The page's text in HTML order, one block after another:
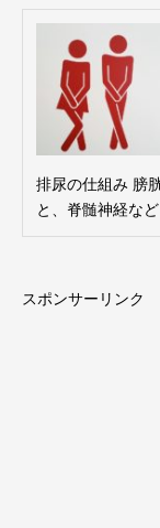
排尿の仕組み 膀
と、脊髄神経な
スポンサーリンク